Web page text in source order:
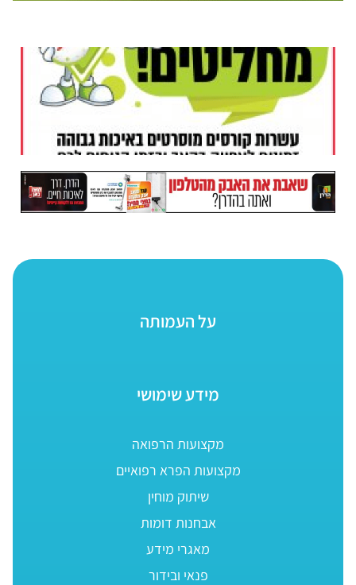
על העמותה
מידע שימושי
מקצועות הרפואה
מקצועות הפרא רפואיים
שיתוק מוחין
אבחנות דומות
מאגרי מידע
פנאי ובידור